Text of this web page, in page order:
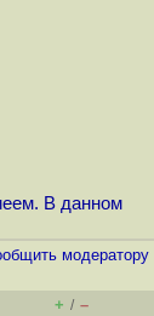
В данном
модератору
+ / –